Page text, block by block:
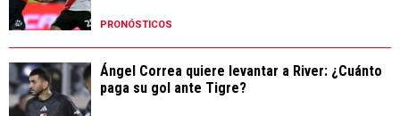
PRONÓSTICOS
Ángel Correa quiere levantar a River: ¿Cuánto
paga su gol ante Tigre?